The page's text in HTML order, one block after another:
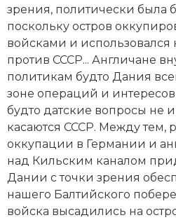
Религия и церковь
Россия
Северная Америка
Социально-экономическая
Специальные
СССР
Южная Америка
зрения, политически была
поскольку остров
войсками и использовался
против СССР... Англичане
политикам будто Дания
зоне операций и
будто датские вопросы не
касаются СССР. Между тем,
оккупации в Германии и
над Кильским каналом
Дании с точки зрения
нашего Балтийского
войска высадились на